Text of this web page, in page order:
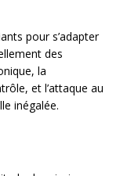
pour s’adapter
des
la
et l’attaque au
inégalée.